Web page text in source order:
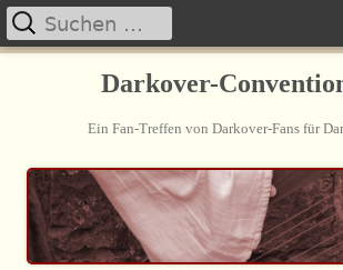
Darkover-
Ein Fan-Treffen von Darkover-Fans für
Primäres
Suchen
nach: